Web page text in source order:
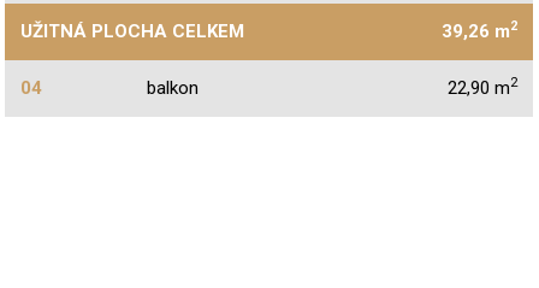
UŽITNÁ PLOCHA CELKEM 39,26 m2
04 balkon 22,90 m2